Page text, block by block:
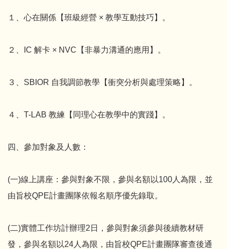
１、心在關係【班級經營 × 教學互動技巧】。
２、IC 解卡 × NVC【非暴力溝通的應用】。
３、SBIOR 自我調節教學【衝突分析與處理策略】。
４、T-LAB 教練【同理心在教學中的實踐】。
四、參加對象及人數：
(一)線上講座：參與對象不限，參與名額以100人為限，並
由旨校QPE計畫團隊依報名順序優先錄取。
(二)實體工作坊計辦理2日，參與對象須參與後續教材研
發，參與名額以24人為限，由旨校QPE計畫團隊審查後通